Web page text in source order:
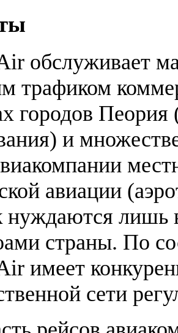
обслуживает
трафиком
городов
и
авиации
нуждаются
страны. По
имеет
сети